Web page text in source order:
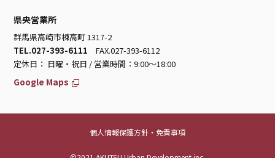
県央営業所
群馬県高崎市棟高町 1317-2
TEL.027-393-6111 FAX.027-393-6112
定休日： 日曜・祝日 / 営業時間：9:00～18:00
Google Maps
個人情報保護方針・免責事項